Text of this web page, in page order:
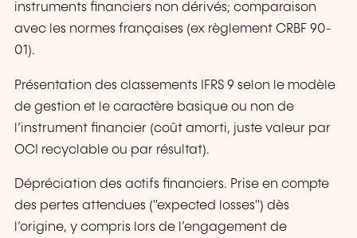
instruments financiers non dérivés; comparaison
avec les normes françaises (ex règlement CRBF 90-
01).
Présentation des classements IFRS 9 selon le modèle
de gestion et le caractère basique ou non de
l’instrument financier (coût amorti, juste valeur par
OCI recyclable ou par résultat).
Dépréciation des actifs financiers. Prise en compte
des pertes attendues ("expected losses") dès
l’origine, y compris lors de l’engagement de